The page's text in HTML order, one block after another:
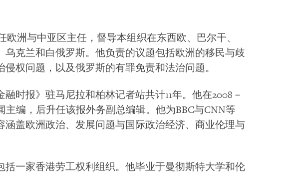
欧洲与中亚区主任，督导本组织在东西欧、巴尔干、
克兰和白俄罗斯。他负责的议题包括欧洲的移民与歧
权问题，以及俄罗斯的有罪免责和法治问题。
时报》驻马尼拉和柏林记者站共计11年。他在2008－
编，后升任该报外务副总编辑。他为BBC与CNN等
盖欧洲政治、发展问题与国际政治经济、商业伦理与
一家香港劳工权利组织。他毕业于曼彻斯特大学和伦